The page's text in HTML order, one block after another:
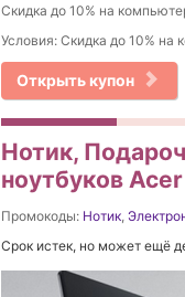
Скидка до 10% на
Условия: Скидка до 10% на
Открыть купон
Нотик,
ноутбуков
Промокоды: Нотик,
Срок истек, но может ещё